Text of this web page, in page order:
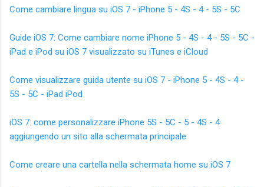
Come cambiare lingua su iOS 7 - iPhone 5 - 4S - 4 - 5S - 5C
Guide iOS 7: Come cambiare nome iPhone 5 - 4S - 4 - 5S - 5C -
iPad e iPod su iOS 7 visualizzato su iTunes e iCloud
Come visualizzare guida utente su iOS 7 - iPhone 5 - 4S - 4 -
5S - 5C - iPad iPod
iOS 7: come personalizzare iPhone 5S - 5C - 5 - 4S - 4
aggiungendo un sito alla schermata principale
Come creare una cartella nella schermata home su iOS 7